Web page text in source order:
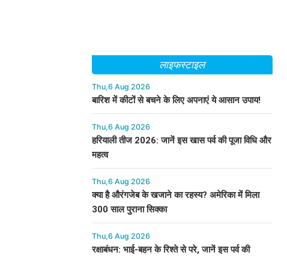
लाइफस्टाइल
Thu,6 Aug 2026
बारिश में कीटों से बचने के लिए अपनाएं ये आसान उपाय!
Thu,6 Aug 2026
हरियाली तीज 2026: जानें इस खास पर्व की पूजा विधि और
महत्व
Thu,6 Aug 2026
क्या है औरंगजेब के खजाने का रहस्य? अमेरिका में मिला
300 साल पुराना सिक्का
Thu,6 Aug 2026
रक्षाबंधन: भाई-बहन के रिश्ते से परे, जानें इस पर्व की